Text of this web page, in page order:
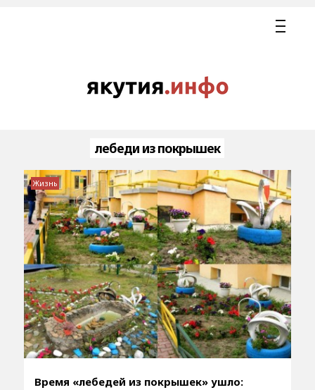
лебеди из покрышек
Время «лебедей из покрышек» ушло:
Жизнь